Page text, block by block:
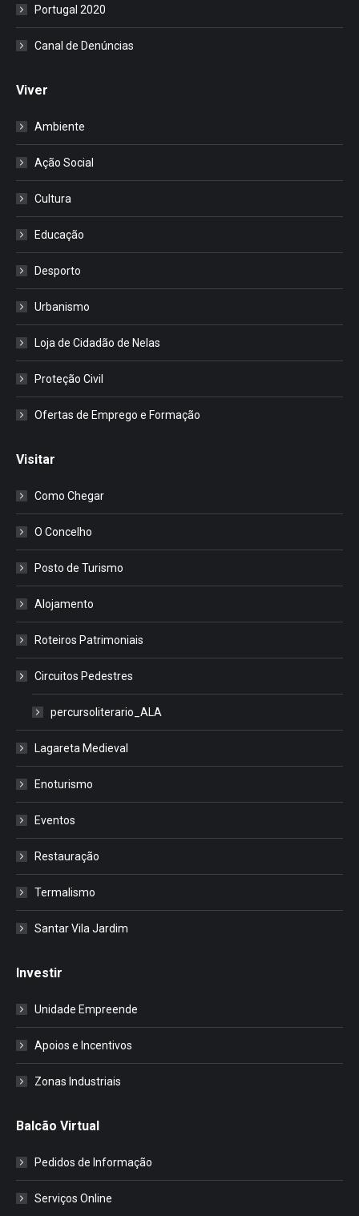
Portugal 2020
Canal de Denúncias
Viver
Ambiente
Ação Social
Cultura
Educação
Desporto
Urbanismo
Loja de Cidadão de Nelas
Proteção Civil
Ofertas de Emprego e Formação
Visitar
Como Chegar
O Concelho
Posto de Turismo
Alojamento
Roteiros Patrimoniais
Circuitos Pedestres
percursoliterario_ALA
Lagareta Medieval
Enoturismo
Eventos
Restauração
Termalismo
Santar Vila Jardim
Investir
Unidade Empreende
Apoios e Incentivos
Zonas Industriais
Balcão Virtual
Pedidos de Informação
Serviços Online